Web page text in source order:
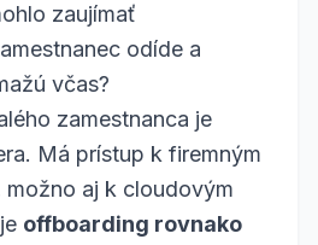
zaujímať
odíde a
včas?
zamestnanca je
Má prístup k firemným
možno aj k cloudovým
offboarding rovnako